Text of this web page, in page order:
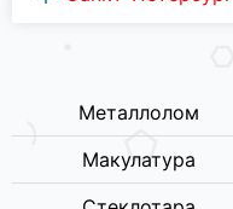
Металлолом
Макулатура